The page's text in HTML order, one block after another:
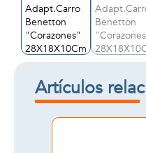
Artículos